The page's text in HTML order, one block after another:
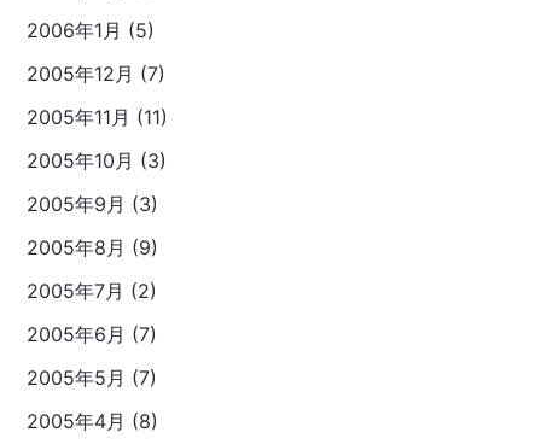
2006年1月 (5)
2005年12月 (7)
2005年11月 (11)
2005年10月 (3)
2005年9月 (3)
2005年8月 (9)
2005年7月 (2)
2005年6月 (7)
2005年5月 (7)
2005年4月 (8)